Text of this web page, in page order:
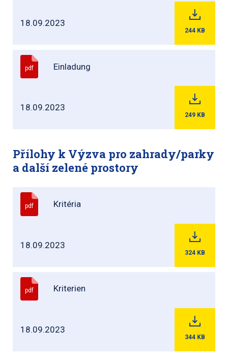
18.09.2023
244 KB
pdf Einladung
18.09.2023
249 KB
Přílohy k Výzva pro zahrady/parky
a další zelené prostory
pdf Kritéria
18.09.2023
324 KB
pdf Kriterien
18.09.2023
344 KB